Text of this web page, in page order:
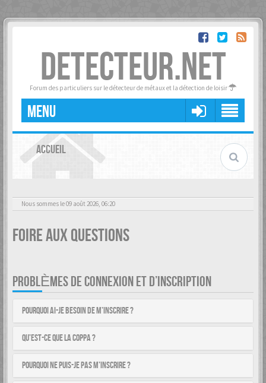
DETECTEUR.NET
Forum des particuliers sur le détecteur de métaux et la détection de loisir
MENU
ACCUEIL
Nous sommes le 09 août 2026, 06:20
Foire aux questions
PROBLÈMES DE CONNEXION ET D’INSCRIPTION
Pourquoi ai-je besoin de m’inscrire ?
Qu’est-ce que la COPPA ?
Pourquoi ne puis-je pas m’inscrire ?